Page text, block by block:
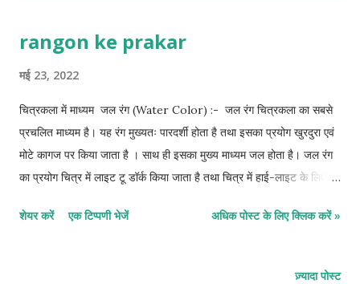
rangon ke prakar
मई 23, 2022
चित्रकला में माध्यम जल रंग (Water Color) :- जल रंग चित्रकला का सबसे
प्रचलित माध्यम है। यह रंग मुख्यतः पारदर्शी होता है तथा इसका प्रयोग खुरदुरा एवं
मोटे कागज पर किया जाता है । साथ ही इसका मुख्य माध्यम जल होता है। जल रंग
का प्रयोग चित्र में लाइट टू डॉर्क किया जाता है तथा चित्र में हाई-लाइट के लिए
है - फैब्रियानो, सांडर्स, कॉट्रीज, हैंडमेड तथा व्हाट्स मैन पेपर आदि । इसमें पेंटिंग
ओ बहुत ही सॉफ्ट होता है, जिससे रंग मिश्रण करने में आसानी होती है। इसमें राउंड
शेयर करें एक टिप्पणी भेजें अधिक पोस्ट के लिए क्लिक करें »
ज़्यादा पोस्ट